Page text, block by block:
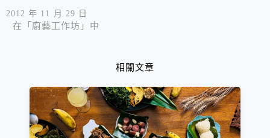
2012 年 11 月 29 日
在「廚藝工作坊」中
相關文章